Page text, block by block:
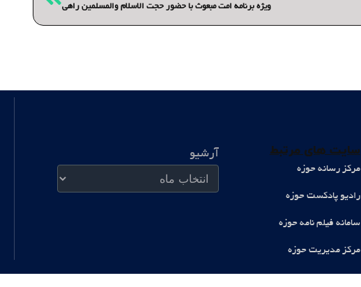
ویژه برنامه امت مبعوث با حضور حجت الاسلام والمسلمین راهی
سایت های مرتبط
مرکز رسانه حوزه
رادیو پادکست حوزه
سامانه فیلم نامه حوزه
مرکز مدیریت حوزه
آرشیو
آرشیو